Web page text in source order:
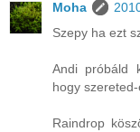
Moha
Szepy ha ezt
Andi próbáld
hogy
Raindrop